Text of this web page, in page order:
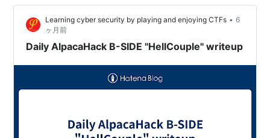
うか。このコラムでは、クリプトの意味をはじめ、クリ
プトが頭に付いている単語についても解説します。 続い
て、暗号資産の概…
Learning cyber security by playing and enjoying CTFs • 6
ヶ月前
Daily AlpacaHack B-SIDE "HellCouple" writeup